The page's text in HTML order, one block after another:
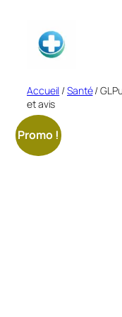
contenu
Accueil /Santé/
et avis
Promo !